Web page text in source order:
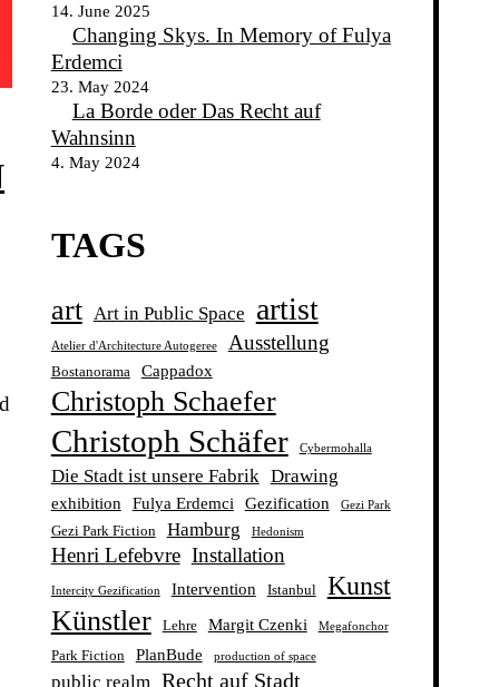
14. June 2025
Changing Skys. In Memory of Fulya
Erdemci
23. May 2024
La Borde oder Das Recht auf
Wahnsinn
4. May 2024
TAGS
art Art in Public Space artist
Atelier d'Architecture Autogeree Ausstellung
Bostanorama Cappadox
Christoph Schaefer
Christoph Schäfer Cybermohalla
Die Stadt ist unsere Fabrik Drawing
exhibition Fulya Erdemci Gezification Gezi Park
Gezi Park Fiction Hamburg Hedonism
Henri Lefebvre Installation
Intercity Gezification Intervention Istanbul Kunst
Künstler Lehre Margit Czenki Megafonchor
Park Fiction PlanBude production of space
public realm Recht auf Stadt